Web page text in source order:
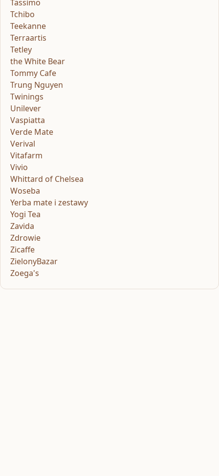
Tassimo
Tchibo
Teekanne
Terraartis
Tetley
the White Bear
Tommy Cafe
Trung Nguyen
Twinings
Unilever
Vaspiatta
Verde Mate
Verival
Vitafarm
Vivio
Whittard of Chelsea
Woseba
Yerba mate i zestawy
Yogi Tea
Zavida
Zdrowie
Zicaffe
ZielonyBazar
Zoega's